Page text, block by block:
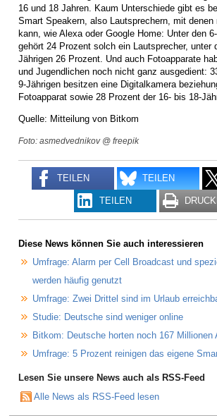
16 und 18 Jahren. Kaum Unterschiede gibt es
Smart Speakern, also Lautsprechern, mit denen
kann, wie Alexa oder Google Home: Unter den
gehört 24 Prozent solch ein Lautsprecher, unter
Jährigen 26 Prozent. Und auch Fotoapparate
und Jugendlichen noch nicht ganz ausgedient:
9-Jährigen besitzen eine Digitalkamera
Fotoapparat sowie 28 Prozent der 16- bis 18-
Quelle: Mitteilung von Bitkom
Foto: asmedvednikov @ freepik
TEILEN TEILEN
TEILEN
Diese News können Sie auch interessieren
Umfrage: Alarm per Cell Broadcast und
werden häufig genutzt
Umfrage: Zwei Drittel sind im Urlaub
Studie: Deutsche sind weniger online
Bitkom: Deutsche horten noch 167 Millionen
Umfrage: 5 Prozent reinigen das eigene
Lesen Sie unsere News auch als RSS-Feed
Alle News als RSS-Feed lesen